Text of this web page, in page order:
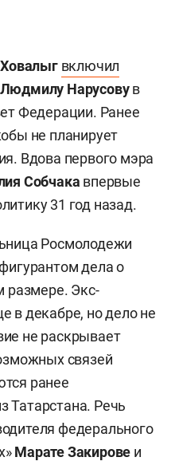
включил
Людмилу Нарусовув
Федерации. Ранее
не планирует
Вдова первого мэра
Собчака впервые
31 год назад.
Росмолодежи
фигурантом дела о
размере. Экс-
в декабре, но дело не
не раскрывает
связей
ранее
Татарстана. Речь
федерального
Марате Закирове и